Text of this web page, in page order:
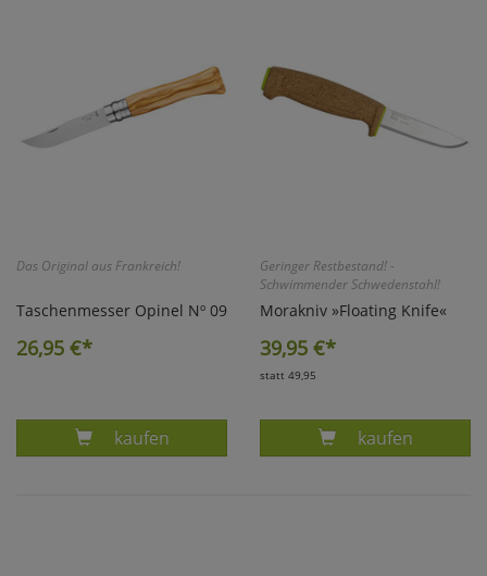
Das Original aus Frankreich!
Taschenmesser Opinel Nº 09
26,95 €*
Produkt OPINEL Nº 09 - MESSER OLIVENHOLZ
kaufen
Geringer Restbestand! -
Schwimmender Schwedenstahl!
Morakniv »Floating Knife«
39,95 €*
statt 49,95
Produkt
kaufen
Umfragetools
zurückzu Haupptseite